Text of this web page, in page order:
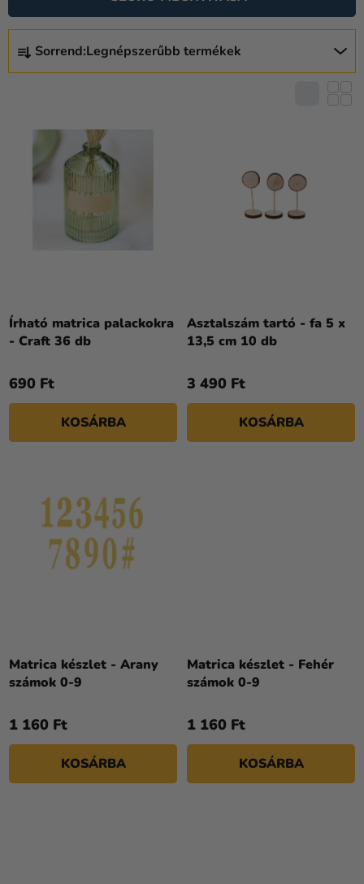
Ajándékok
kellékek
Témák
szabott
termékek
Kapcsolat
E
R
Z
É
E
Sorrend:Legnépszerűbb termékek
R
M
É
K
Írható matrica palackokra
- Craft 36 db
690 Ft
KOSÁRBA
Asztalszám tartó - fa 5 x
13,5 cm 10 db
3 490 Ft
KOSÁRBA
Matrica készlet - Arany
számok 0-9
1 160 Ft
KOSÁRBA
Matrica készlet - Fehér
számok 0-9
1 160 Ft
KOSÁRBA